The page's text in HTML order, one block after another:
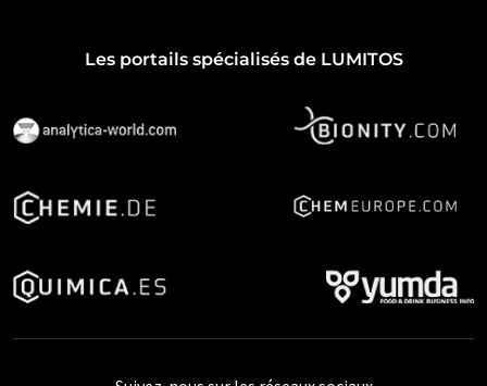
Les portails spécialisés de LUMITOS